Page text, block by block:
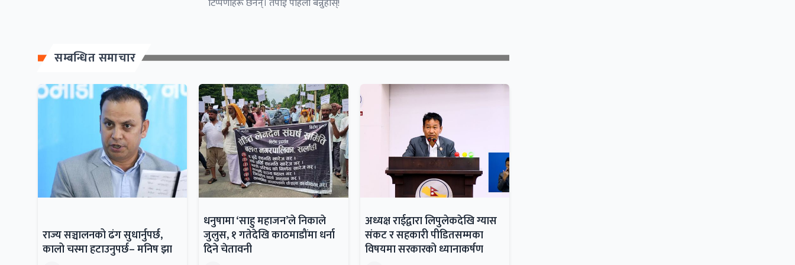
टिप्पणीहरू छैनन्। तपाईं पहिलो बन्नुहोस्!
सम्बन्धित समाचार
राज्य सञ्चालनको ढंग सुधार्नुपर्छ,
कालो चस्मा हटाउनुपर्छ– मनिष झा
धनुषामा ‘साहु महाजन’ले निकाले
जुलुस, १ गतेदेखि काठमाडौंमा धर्ना
दिने चेतावनी
अध्यक्ष राईद्वारा लिपुलेकदेखि ग्यास
संकट र सहकारी पीडितसम्मका
विषयमा सरकारको ध्यानाकर्षण